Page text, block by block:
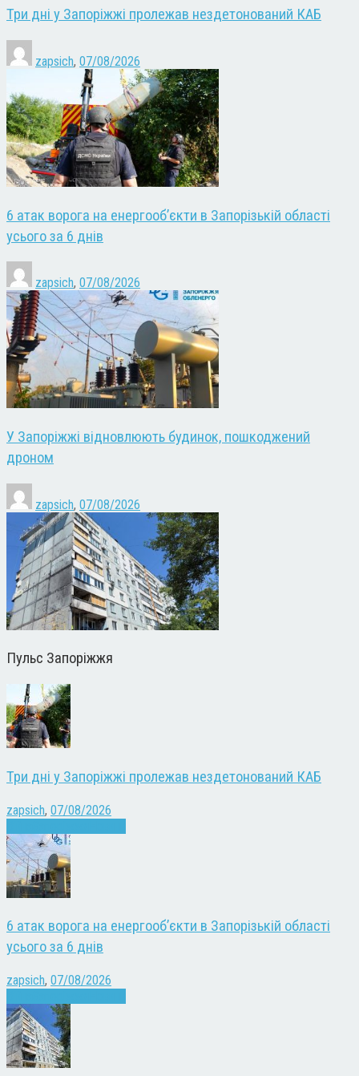
Три дні у Запоріжжі пролежав нездетонований КАБ
zapsich, 07/08/2026
6 атак ворога на енергооб’єкти в Запорізькій області
усього за 6 днів
zapsich, 07/08/2026
У Запоріжжі відновлюють будинок, пошкоджений
дроном
zapsich, 07/08/2026
Пульс Запоріжжя
Три дні у Запоріжжі пролежав нездетонований КАБ
zapsich, 07/08/2026
6 атак ворога на енергооб’єкти в Запорізькій області
усього за 6 днів
zapsich, 07/08/2026